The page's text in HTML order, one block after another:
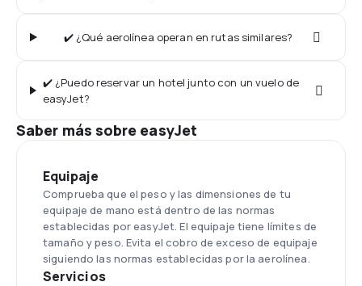
✔️ ¿Qué aerolínea operan en rutas similares?
✔️ ¿Puedo reservar un hotel junto con un vuelo de
easyJet?
Saber más sobre easyJet
Equipaje
Comprueba que el peso y las dimensiones de tu
equipaje de mano está dentro de las normas
establecidas por easyJet. El equipaje tiene límites de
tamaño y peso. Evita el cobro de exceso de equipaje
siguiendo las normas establecidas por la aerolínea.
Servicios